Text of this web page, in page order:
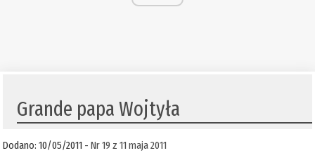
Grande papa Wojtyła
Dodano: 10/05/2011 -Nr 19 z 11 maja 2011